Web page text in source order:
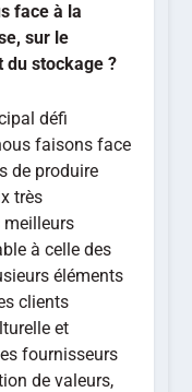
face à la
sur le
du stockage ?
défi
faisons face
de produire
très
à celle des
éléments
clients
et
fournisseurs
de valeurs,